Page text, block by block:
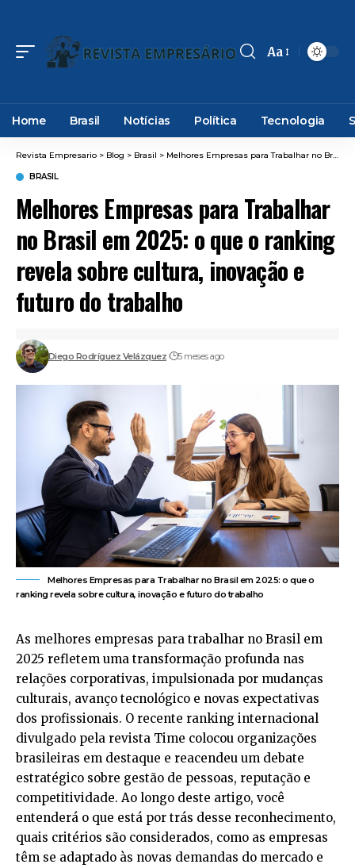
Font
Aa
Home Brasil Notícias Política Tecnologia
Revista Empresario > Blog > Brasil > Melhores Empresas para Trabalhar no Brasil em 2025: o que o ranking revela sobre cultura, inovação e futuro do trabalho
BRASIL
Melhores Empresas para Trabalhar
no Brasil em 2025: o que o ranking
revela sobre cultura, inovação e
futuro do trabalho
Diego Rodríguez Velázquez 5 meses ago
Melhores Empresas para Trabalhar no Brasil em 2025: o que o
ranking revela sobre cultura, inovação e futuro do trabalho
As melhores empresas para trabalhar no Brasil em
2025 refletem uma transformação profunda nas
relações corporativas, impulsionada por mudanças
culturais, avanço tecnológico e novas expectativas
dos profissionais. O recente ranking internacional
divulgado pela revista Time colocou organizações
brasileiras em destaque e reacendeu um debate
estratégico sobre gestão de pessoas, reputação e
competitividade. Ao longo deste artigo, você
entenderá o que está por trás desse reconhecimento,
quais critérios são considerados, como as empresas
têm se adaptado às novas demandas do mercado e